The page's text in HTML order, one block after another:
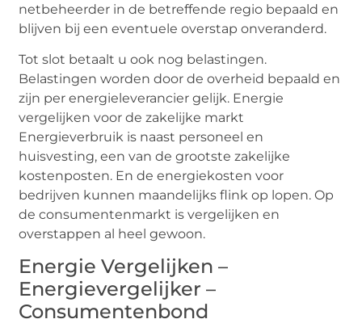
netbeheerder in de betreffende regio bepaald en
blijven bij een eventuele overstap onveranderd.
Tot slot betaalt u ook nog belastingen.
Belastingen worden door de overheid bepaald en
zijn per energieleverancier gelijk. Energie
vergelijken voor de zakelijke markt
Energieverbruik is naast personeel en
huisvesting, een van de grootste zakelijke
kostenposten. En de energiekosten voor
bedrijven kunnen maandelijks flink op lopen. Op
de consumentenmarkt is vergelijken en
overstappen al heel gewoon.
Energie Vergelijken –
Energievergelijker –
Consumentenbond